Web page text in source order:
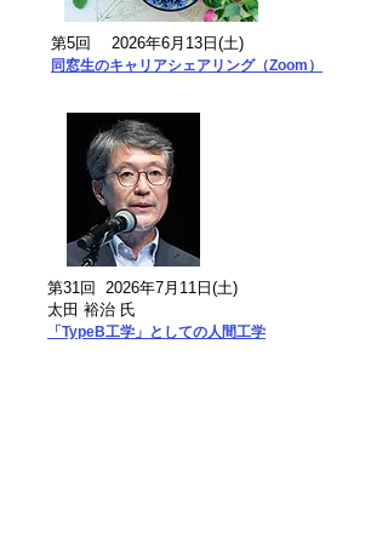
第5回 2026年6月13日(土)
​同窓生のキャリアシェアリング（Zoom）
第31回 2026年7月11日(土)
太田 裕治 氏
「TypeB工学」としての人間工学